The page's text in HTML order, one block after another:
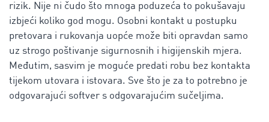
rizik. Nije ni čudo što mnoga poduzeća to pokušavaju
izbjeći koliko god mogu. Osobni kontakt u postupku
pretovara i rukovanja uopće može biti opravdan samo
uz strogo poštivanje sigurnosnih i higijenskih mjera.
Međutim, sasvim je moguće predati robu bez kontakta
tijekom utovara i istovara. Sve što je za to potrebno je
odgovarajući softver s odgovarajućim sučeljima.